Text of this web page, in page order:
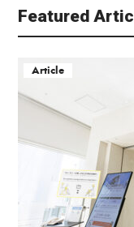
Featured
Article